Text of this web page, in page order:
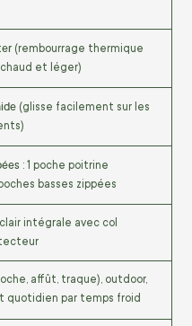
(rembourrage thermique
et léger)
(glisse facilement sur les
: 1 poche poitrine
basses zippées
intégrale avec col
affût, traque), outdoor,
quotidien par temps froid